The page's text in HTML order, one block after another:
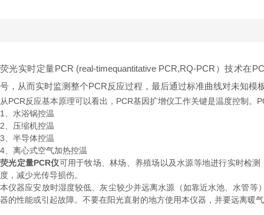
荧光实时定量PCR (real-timequantitative PCR,RQ-PCR）技术在
号，从而实时监测整个PCR反应过程，最后通过标准曲线对未知模
从PCR反应基本原理可以看出，PCR基因扩增仪工作关键是温度控制。
1、水浴锅控温
2、压缩机控温
3、半导体控温
4、离心式空气加热控温
荧光定量PCR仪可用于牧场、林场、养殖场以及水源等地进行实时检
度，减少光传导损伤。
本仪器应安放时湿度较低、灰尘较少并远离水源（如靠近水池、水管
器的性能或引起故障。不要在阳光直射的地方使用本仪器，并要远离暖